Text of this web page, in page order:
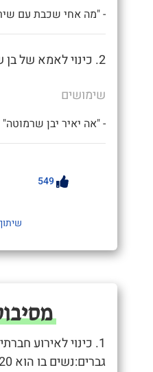
- "מה אחי שכבת עם
2. כינוי לאמא של בן שרמוטה.
שימושים
- "אה יאיר יבן שרמוטה"
549
1. כינוי לאירוע
גברים:נשים בו הוא 80:20 ומעלה.